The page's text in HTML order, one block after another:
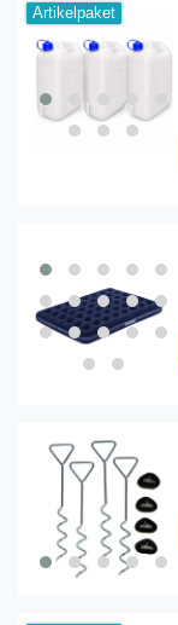
Artikelpaket